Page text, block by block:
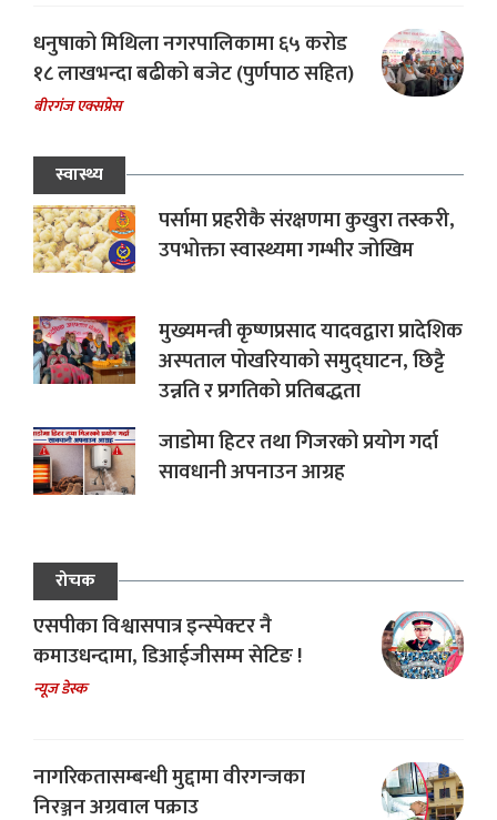
धनुषाको मिथिला नगरपालिकामा ६५ करोड
१८ लाखभन्दा बढीको बजेट (पुर्णपाठ सहित)
बीरगंज एक्सप्रेस
स्वास्थ्य
पर्सामा प्रहरीकै संरक्षणमा कुखुरा तस्करी,
उपभोक्ता स्वास्थ्यमा गम्भीर जोखिम
मुख्यमन्त्री कृष्णप्रसाद यादवद्वारा प्रादेशिक
अस्पताल पोखरियाको समुद्घाटन, छिट्टै
उन्नति र प्रगतिको प्रतिबद्धता
जाडोमा हिटर तथा गिजरको प्रयोग गर्दा
सावधानी अपनाउन आग्रह
रोचक
एसपीका विश्वासपात्र इन्स्पेक्टर नै
कमाउधन्दामा, डिआईजीसम्म सेटिङ !
न्यूज डेस्क
नागरिकतासम्बन्धी मुद्दामा वीरगन्जका
निरञ्जन अग्रवाल पक्राउ